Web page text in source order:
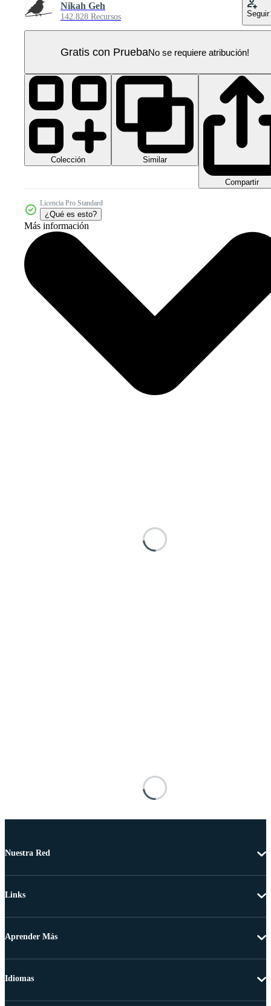
Nikah Geh
142.828 Recursos Seguir
Gratis con PruebaNo se requiere atribución!
Colección Similar
Compartir
Licencia Pro Standard
¿Qué es esto?
Más información
Nuestra Red
Links
Aprender Más
Idiomas